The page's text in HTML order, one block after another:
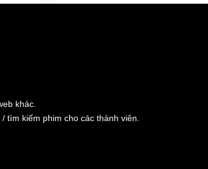
khác.
tìm kiếm phim cho các thành viên.